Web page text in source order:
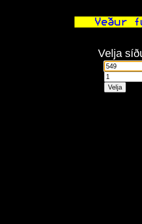
Veður
Velja